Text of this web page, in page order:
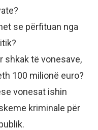
se përfituan nga
shkak të vonesave,
100 milionë euro?
vonesat ishin
kriminale për